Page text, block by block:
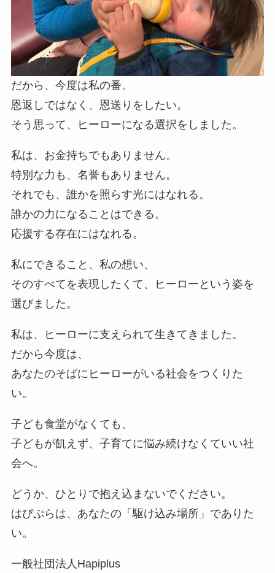
だから、今度は私の番。
恩返しではなく、恩送りをしたい。
そう思って、ヒーローになる選択をしました。
私は、お金持ちでもありません。
特別な力も、名誉もありません。
それでも、誰かを照らす光にはなれる。
誰かの力になることはできる。
応援する存在にはなれる。
私にできること、私の想い、
そのすべてを表現したくて、ヒーローという姿を
選びました。
私は、ヒーローに支えられて生きてきました。
だから今度は、
あなたのそばにヒーローがいる社会をつくりた
い。
子ども食堂がなくても、
子どもが飢えず、子育てに悩み続けなくていい社
会へ。
どうか、ひとりで抱え込まないでください。
はぴぷらは、あなたの「駆け込み場所」でありた
い。
一般社団法人Hapiplus